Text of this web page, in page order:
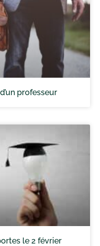
professeur
le 2 février